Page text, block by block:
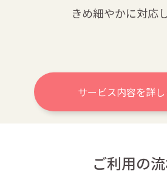
きめ細やかに対応
サービス内容を詳
ご利用の